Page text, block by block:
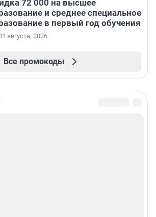
72 000 на высшее
и среднее специальное
в первый год обучения
августа, 2026
Все промокоды